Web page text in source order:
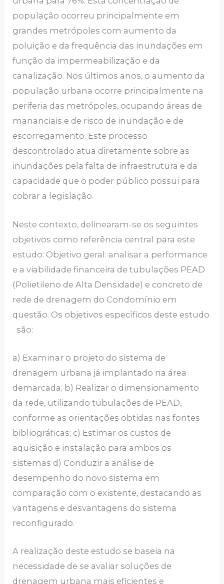
população ocorreu principalmente em
grandes metrópoles com aumento da
poluição e da frequência das inundações em
função da impermeabilização e da
canalização. Nos últimos anos, o aumento da
população urbana ocorre principalmente na
periferia das metrópoles, ocupando áreas de
mananciais e de risco de inundação e de
escorregamento. Este processo
descontrolado atua diretamente sobre as
inundações pela falta de infraestrutura e da
capacidade que o poder público possui para
cobrar a legislação.
Neste contexto, delinearam-se os seguintes
objetivos como referência central para este
estudo: Objetivo geral: analisar a performance
e a viabilidade financeira de tubulações PEAD
(Polietileno de Alta Densidade) e concreto de
rede de drenagem do Condomínio em
questão. Os objetivos específicos deste estudo
são:
a) Examinar o projeto do sistema de
drenagem urbana já implantado na área
demarcada; b) Realizar o dimensionamento
da rede, utilizando tubulações de PEAD,
conforme as orientações obtidas nas fontes
bibliográficas; c) Estimar os custos de
aquisição e instalação para ambos os
sistemas d) Conduzir a análise de
desempenho do novo sistema em
comparação com o existente, destacando as
vantagens e desvantagens do sistema
reconfigurado.
A realização deste estudo se baseia na
necessidade de se avaliar soluções de
drenagem urbana mais eficientes e